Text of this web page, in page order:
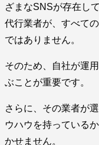
ざまなSNSが存在し
代行業者が、すべて
ではありません。
そのため、自社が運
ぶことが重要です。
さらに、その業者が
ウハウを持っている
かせません。